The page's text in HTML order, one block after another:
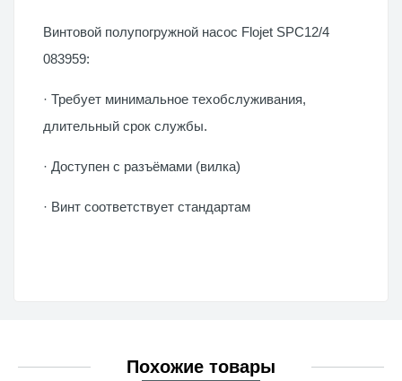
Винтовой полупогружной насос Flojet SPC12/4
083959:
· Требует минимальное техобслуживания,
длительный срок службы.
· Доступен с разъёмами (вилка)
· Винт соответствует стандартам
Похожие товары